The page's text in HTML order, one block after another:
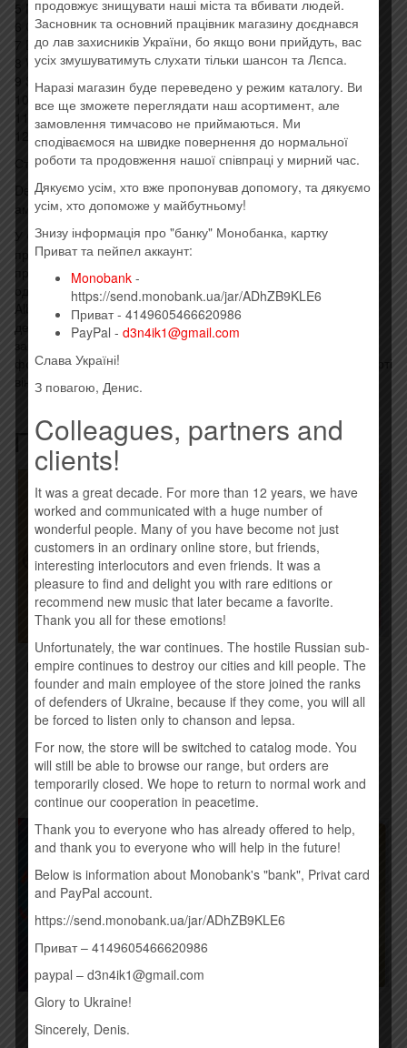
5 My Bones 4:47
6 Got So High 3:20
7 Broomsticks 0:39
8 Witches Burn 4:54
9 Standing At The Wall 3:58
10 Turning Gold 4:10
11 Rock And Roll Heaven 5:12
12 Harley Darling 4:19
Стиль: Alternative Rock, Hard Rock
Death by Rock and Roll — четвертий студійний альбом
американського рок-гурту The Pretty Reckless.
У Сполучених Штатах Death by Rock and Roll був найбільш
продаваним альбомом у країні за тиждень його релізу,
продано 16 000 копій і заробивши 17 366 еквівалентних
одиниць альбому. Альбом дебютував на вершині чарту Top
Album Sales, ставши першим номером один і третьою
десяткою гурту, досягнувши 28 позиції в Billboard 200. Із
загальної кількості проданих альбомів 5300 було продано у
форматі вінілу, що дозволяє дебютує під номером п’ять у чарті
вінілових альбомів.
Похожие товары
RIFFMASTER – КОТЛЕТА
ПО-КИЕВСКИ (2015)
190,00грн.
Купить
AVICII – STORIES (2015)
260,00грн.
Купить
PINS – МАРАФОН (2015)
190,00грн.
продовжує знищувати наші міста та вбивати людей.
Засновник та основний працівник магазину доєднався
до лав захисників України, бо якщо вони прийдуть, вас
усіх змушуватимуть слухати тільки шансон та Лєпса.
Наразі магазин буде переведено у режим каталогу. Ви
все ще зможете переглядати наш асортимент, але
замовлення тимчасово не приймаються. Ми
сподіваємося на швидке повернення до нормальної
роботи та продовження нашої співпраці у мирний час.
Дякуємо усім, хто вже пропонував допомогу, та дякуємо
усім, хто допоможе у майбутньому!
Знизу інформація про "банку" Монобанка, картку
Приват та пейпел аккаунт:
Monobank -
https://send.monobank.ua/jar/ADhZB9KLE6
Приват - 4149605466620986
PayPal - d3n4ik1@gmail.com
Слава Україні!
З повагою, Денис.
Colleagues, partners and
clients!
It was a great decade. For more than 12 years, we have
worked and communicated with a huge number of
wonderful people. Many of you have become not just
customers in an ordinary online store, but friends,
interesting interlocutors and even friends. It was a
pleasure to find and delight you with rare editions or
recommend new music that later became a favorite.
Thank you all for these emotions!
Unfortunately, the war continues. The hostile Russian sub-
empire continues to destroy our cities and kill people. The
founder and main employee of the store joined the ranks
of defenders of Ukraine, because if they come, you will all
be forced to listen only to chanson and lepsa.
For now, the store will be switched to catalog mode. You
will still be able to browse our range, but orders are
temporarily closed. We hope to return to normal work and
continue our cooperation in peacetime.
Thank you to everyone who has already offered to help,
and thank you to everyone who will help in the future!
Below is information about Monobank's "bank", Privat card
and PayPal account.
https://send.monobank.ua/jar/ADhZB9KLE6
Приват – 4149605466620986
paypal – d3n4ik1@gmail.com
Glory to Ukraine!
Sincerely, Denis.